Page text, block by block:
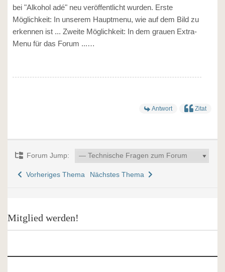
bei "Alkohol adé" neu veröffentlicht wurden. Erste
Möglichkeit: In unserem Hauptmenu, wie auf dem Bild zu
erkennen ist ... Zweite Möglichkeit: In dem grauen Extra-
Menu für das Forum ...…
Antwort Zitat
Forum Jump:
Vorheriges Thema Nächstes Thema
Mitglied werden!